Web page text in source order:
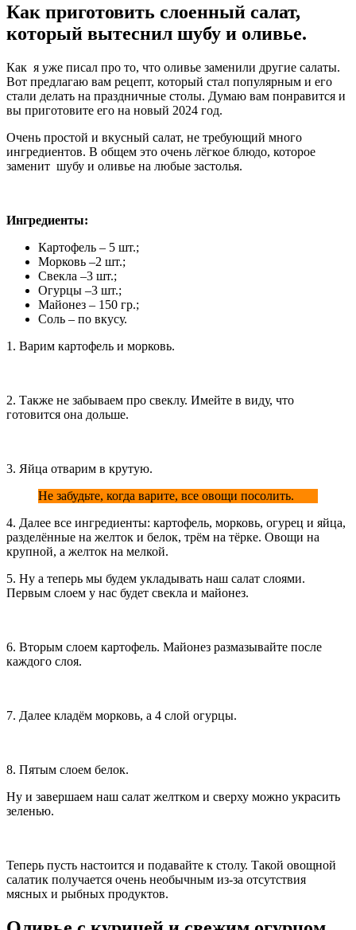
Как приготовить слоенный салат,
который вытеснил шубу и оливье.
Как я уже писал про то, что оливье заменили другие салаты.
Вот предлагаю вам рецепт, который стал популярным и его
стали делать на праздничные столы. Думаю вам понравится и
вы приготовите его на новый 2024 год.
Очень простой и вкусный салат, не требующий много
ингредиентов. В общем это очень лёгкое блюдо, которое
заменит шубу и оливье на любые застолья.
Ингредиенты:
Картофель – 5 шт.;
Морковь –2 шт.;
Свекла –3 шт.;
Огурцы –3 шт.;
Майонез – 150 гр.;
Соль – по вкусу.
1. Варим картофель и морковь.
2. Также не забываем про свеклу. Имейте в виду, что
готовится она дольше.
3. Яйца отварим в крутую.
Не забудьте, когда варите, все овощи посолить.
4. Далее все ингредиенты: картофель, морковь, огурец и яйца,
разделённые на желток и белок, трём на тёрке. Овощи на
крупной, а желток на мелкой.
5. Ну а теперь мы будем укладывать наш салат слоями.
Первым слоем у нас будет свекла и майонез.
6. Вторым слоем картофель. Майонез размазывайте после
каждого слоя.
7. Далее кладём морковь, а 4 слой огурцы.
8. Пятым слоем белок.
Ну и завершаем наш салат желтком и сверху можно украсить
зеленью.
Теперь пусть настоится и подавайте к столу. Такой овощной
салатик получается очень необычным из-за отсутствия
мясных и рыбных продуктов.